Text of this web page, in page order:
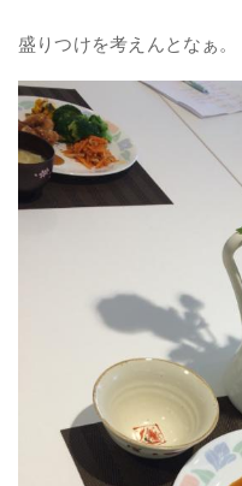
盛りつけを考えんとなぁ。